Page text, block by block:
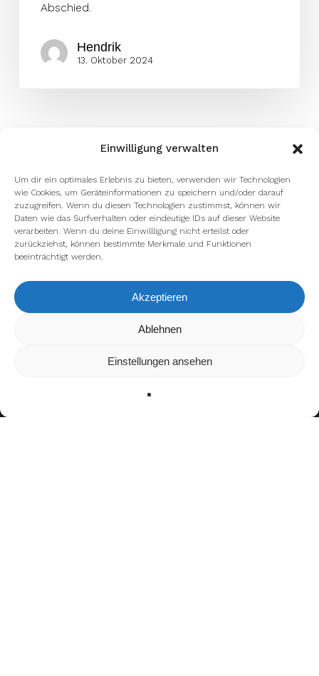
Einwilligung verwalten
Um dir ein optimales Erlebnis zu bieten, verwenden wir Technologien
wie Cookies, um Geräteinformationen zu speichern und/oder darauf
zuzugreifen. Wenn du diesen Technologien zustimmst, können wir
Daten wie das Surfverhalten oder eindeutige IDs auf dieser Website
verarbeiten. Wenn du deine Einwillligung nicht erteilst oder
zurückziehst, können bestimmte Merkmale und Funktionen
beeinträchtigt werden.
Akzeptieren
Ablehnen
Einstellungen ansehen
Abschied.
Hendrik
13. Oktober 2024
Wir verwenden Cookies, um dir die bestmögliche Erfahrung auf
kannst du erfahren, welche Cookies wir
verwenden oder sie ausschalten.